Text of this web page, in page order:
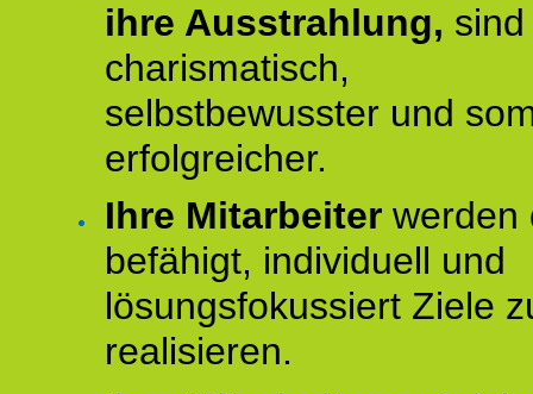
ihre Ausstrahlung, sind
charismatisch,
selbstbewusster und
erfolgreicher.
Ihre Mitarbeiter werden
befähigt, individuell und
lösungsfokussiert Ziele
realisieren.